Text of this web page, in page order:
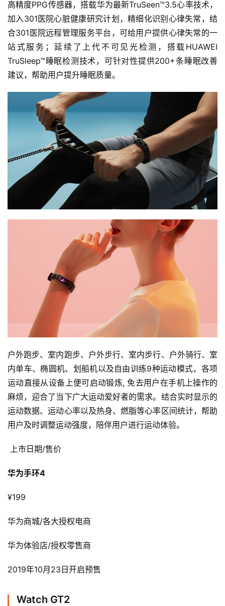
高精度PPG传感器，搭载华为最新TruSeen™3.5心率技术，
加入301医院心脏健康研究计划，精细化识别心律失常，结
合301医院远程管理服务平台，可给用户提供心律失常的一
站式服务；延续了上代不可见光检测，搭载HUAWEI
TruSleep™睡眠检测技术，可针对性提供200+条睡眠改善
建议，帮助用户提升睡眠质量。
户外跑步、室内跑步、户外步行、室内步行、户外骑行、室
内单车、椭圆机、划船机以及自由训练9种运动模式，各项
运动直接从设备上便可启动锻炼, 免去用户在手机上操作的
麻烦，迎合了当下广大运动爱好者的需求。结合实时显示的
运动数据、运动心率以及热身、燃脂等心率区间统计，帮助
用户及时调整运动强度，陪伴用户进行运动体验。
上市日期/售价
华为手环4
¥199
华为商城/各大授权电商
华为体验店/授权零售商
2019年10月23日开启预售
Watch GT2